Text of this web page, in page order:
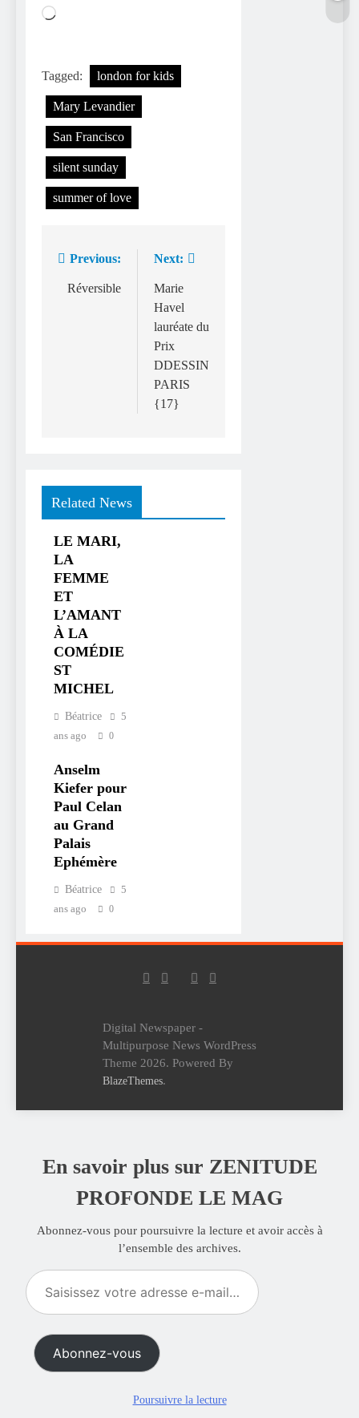
Chargement…
Tagged: london for kids
Mary Levandier
San Francisco
silent sunday
summer of love
Navigation
de
Previous:
Réversible
Next:
Marie
Havel
lauréate du
Prix
DDESSIN
PARIS
{17}
Related News
LE MARI,
LA
FEMME
ET
L’AMANT
À LA
COMÉDIE
ST
MICHEL
Béatrice
5
ans ago
0
Anselm
Kiefer pour
Paul Celan
au Grand
Palais
Ephémère
Béatrice
5
ans ago
0
Digital Newspaper -
Multipurpose News WordPress
Theme 2026. Powered By
BlazeThemes.
En savoir plus sur ZENITUDE
PROFONDE LE MAG
Abonnez-vous pour poursuivre la lecture et avoir accès à
l’ensemble des archives.
Saisissez
votre
adresse
mail…Abonnez-vous
Poursuivre la lecture